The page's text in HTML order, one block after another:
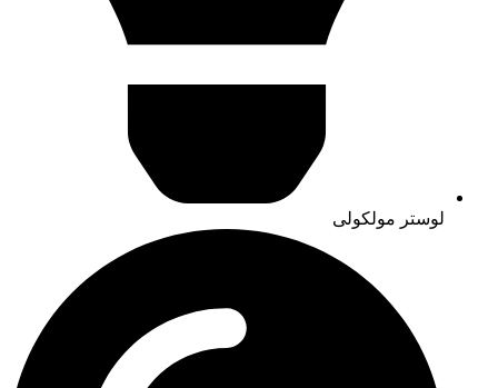
لوستر مولکولی